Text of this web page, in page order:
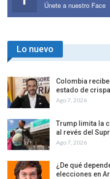
Únete a nuestro Face
Lo nuevo
Colombia
estado de
Ago 7, 2026
Trump limita la
al revés del
Ago 7, 2026
¿De qué
elecciones en